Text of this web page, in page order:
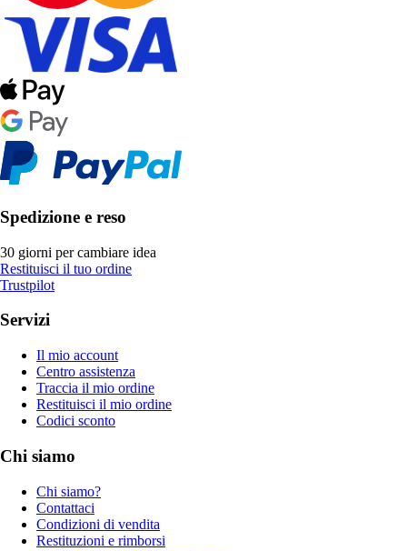
Spedizione e reso
30 giorni per cambiare idea
Restituisci il tuo ordine
Trustpilot
Servizi
Il mio account
Centro assistenza
Traccia il mio ordine
Restituisci il mio ordine
Codici sconto
Chi siamo
Chi siamo?
Contattaci
Condizioni di vendita
Restituzioni e rimborsi